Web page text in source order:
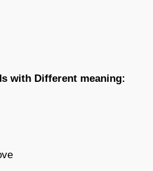
with Different meaning: